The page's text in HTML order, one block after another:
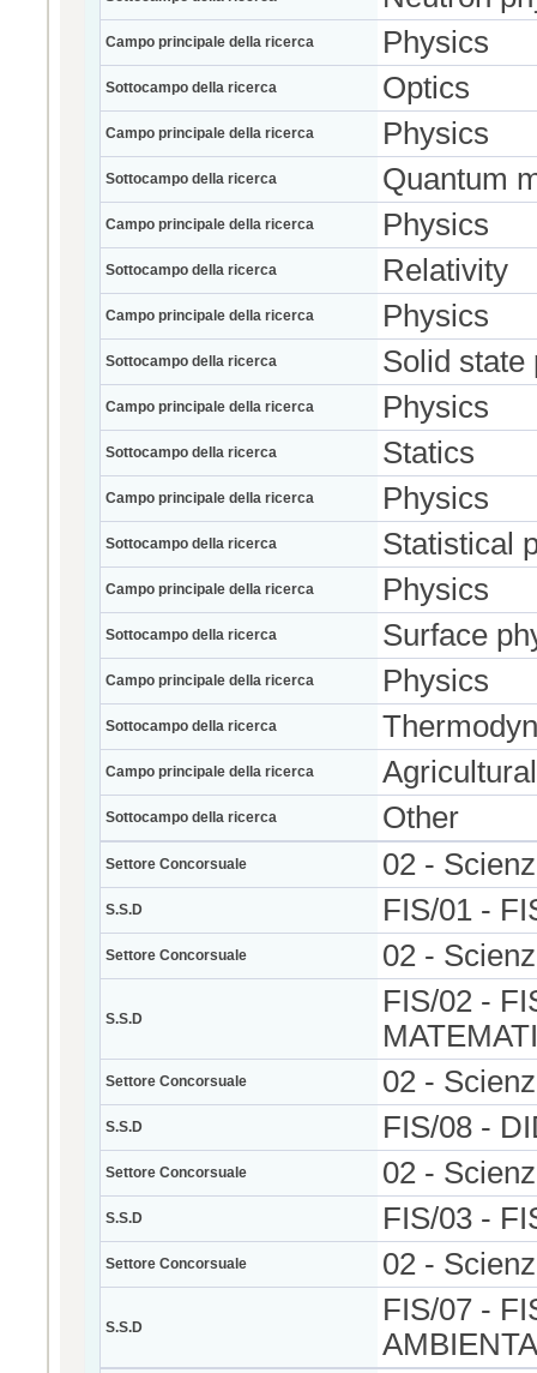
Campo principale della ricerca Physics
Sottocampo della ricerca Optics
Campo principale della ricerca Physics
Sottocampo della ricerca Quantum
Campo principale della ricerca Physics
Sottocampo della ricerca Relativity
Campo principale della ricerca Physics
Sottocampo della ricerca Solid state
Campo principale della ricerca Physics
Sottocampo della ricerca Statics
Campo principale della ricerca Physics
Sottocampo della ricerca Statistical
Campo principale della ricerca Physics
Sottocampo della ricerca Surface
Campo principale della ricerca Physics
Sottocampo della ricerca
Campo principale della ricerca
Sottocampo della ricerca Other
Settore Concorsuale 02 -
S.S.D FIS/01 -
Settore Concorsuale 02 -
S.S.D
FIS/02 -
Settore Concorsuale 02 -
S.S.D FIS/08 -
Settore Concorsuale 02 -
S.S.D FIS/03 -
Settore Concorsuale 02 -
S.S.D
FIS/07 -